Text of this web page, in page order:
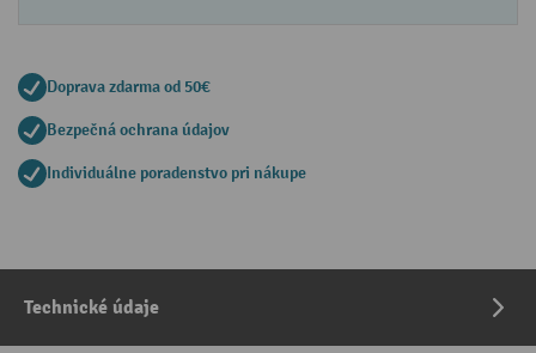
Doprava zdarma od 50€
Bezpečná ochrana údajov
Individuálne poradenstvo pri nákupe
Technické údaje